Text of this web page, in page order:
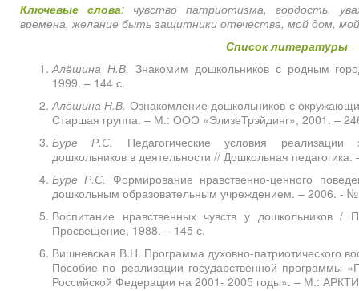
Ключевые слова: чувство патриотизма, гордость,
времена, желание быть защитники отечества, мой дом,
Список литературы
Алёшина Н.В. Знакомим дошкольников с родным
1999. – 144 с.
Алёшина Н.В. Ознакомление дошкольников с
Старшая группа. – М.: ООО «ЭлизеТрэйдинг», 2001. –
Буре Р.С. Педагогические условия реализации
дошкольников в деятельности // Дошкольная
Буре Р.С. Формирование нравственно-ценного
дошкольным образовательным учреждением. – 2006. -
Воспитание нравственных чувств у
Просвещение, 1988. – 145 с.
Вишневская В.Н. Программа духовно-патриотического
Пособие по реализации государственной программы
Российской Федерации на 2001- 2005 годы». – М.: